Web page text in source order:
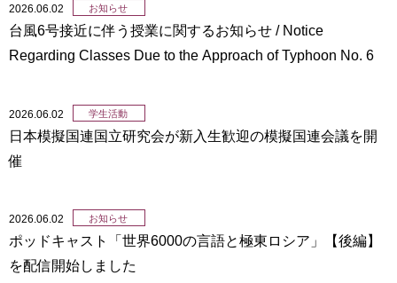
2026.06.02 お知らせ
台風6号接近に伴う授業に関するお知らせ / Notice
Regarding Classes Due to the Approach of Typhoon No. 6
2026.06.02 学生活動
日本模擬国連国立研究会が新入生歓迎の模擬国連会議を開
催
2026.06.02 お知らせ
ポッドキャスト「世界6000の言語と極東ロシア」【後編】
を配信開始しました